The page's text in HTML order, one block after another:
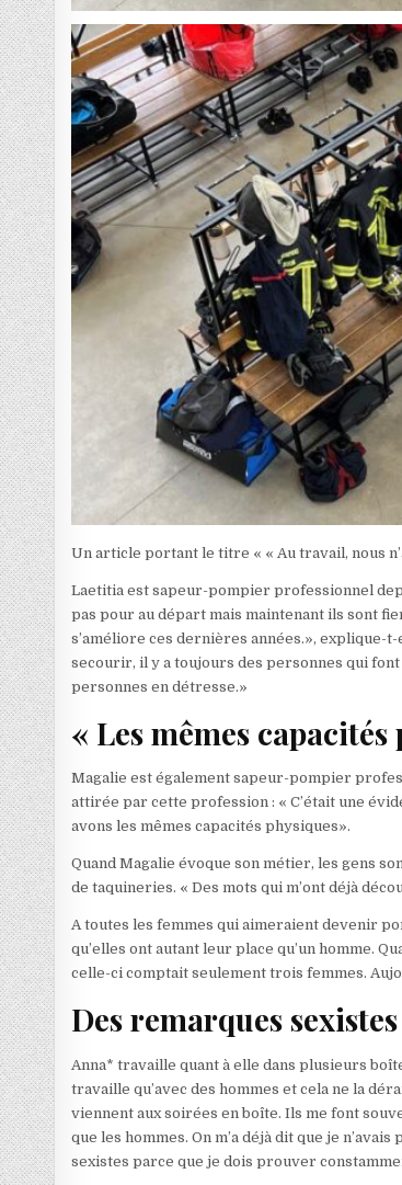
Un article portant le titre « « Au travail, nous
Laetitia est sapeur-pompier professionnel
pas pour au départ mais maintenant ils sont
s’améliore ces dernières années.», explique-
secourir, il y a toujours des personnes qui
personnes en détresse.»
« Les mêmes capacités
Magalie est également sapeur-pompier
attirée par cette profession : « C’était une
avons les mêmes capacités physiques».
Quand Magalie évoque son métier, les gens
de taquineries. « Des mots qui m’ont déjà
A toutes les femmes qui aimeraient devenir
qu’elles ont autant leur place qu’un homme.
celle-ci comptait seulement trois femmes.
Des remarques sexistes
Anna* travaille quant à elle dans plusieurs
travaille qu’avec des hommes et cela ne la
viennent aux soirées en boîte. Ils me font
que les hommes. On m’a déjà dit que je
sexistes parce que je dois prouver